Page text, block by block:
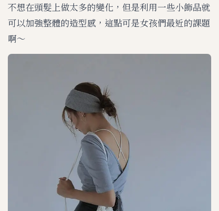
不想在頭髮上做太多的變化，但是利用一些小飾品就
可以加強整體的造型感，這點可是女孩們最近的課題
啊～